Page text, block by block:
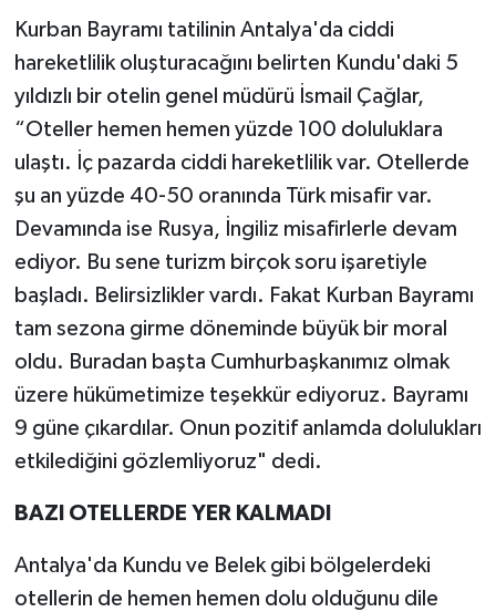
Kurban Bayramı tatilinin Antalya'da ciddi
hareketlilik oluşturacağını belirten Kundu'daki 5
yıldızlı bir otelin genel müdürü İsmail Çağlar,
“Oteller hemen hemen yüzde 100 doluluklara
ulaştı. İç pazarda ciddi hareketlilik var. Otellerde
şu an yüzde 40-50 oranında Türk misafir var.
Devamında ise Rusya, İngiliz misafirlerle devam
ediyor. Bu sene turizm birçok soru işaretiyle
başladı. Belirsizlikler vardı. Fakat Kurban Bayramı
tam sezona girme döneminde büyük bir moral
oldu. Buradan başta Cumhurbaşkanımız olmak
üzere hükümetimize teşekkür ediyoruz. Bayramı
9 güne çıkardılar. Onun pozitif anlamda dolulukları
etkilediğini gözlemliyoruz" dedi.
BAZI OTELLERDE YER KALMADI
Antalya'da Kundu ve Belek gibi bölgelerdeki
otellerin de hemen hemen dolu olduğunu dile